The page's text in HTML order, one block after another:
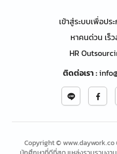
เข้าสู่ระบบเพื่อปร
หาคนด่วน เร็
HR
ติดต่อเรา:
Copyright © www.daywork.co